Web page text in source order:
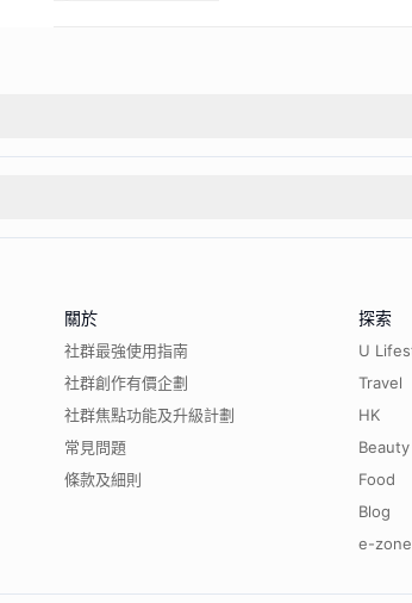
關於
社群最強使用指南
社群創作有價企劃
社群焦點功能及升級計劃
常見問題
條款及細則
探索
U
Travel
HK
Beauty
Food
Blog
e-zone